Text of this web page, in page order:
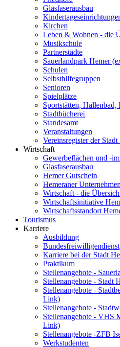
Glasfaserausbau
Kirchen
Leben & Wohnen - die
Musikschule
Partnerstädte
Sauerlandpark Hemer
Schulen
Selbsthilfegruppen
Senioren
Spielplätze
Sportstätten, Hallenbad,
Stadtbücherei
Standesamt
Veranstaltungen
Vereinsregister der Stadt
Wirtschaft
Gewerbeflächen und -
Glasfaserausbau
Hemer Gutschein
Hemeraner Unternehmen
Wirtschaft - die
Wirtschaftsinitiative
Wirtschaftsstandort
Tourismus
Karriere
Ausbildung
Bundesfreiwilligendienst
Karriere bei der Stadt
Praktikum
Stellenangebote -
Stellenangebote - Stadt
Stellenangebote -
Link)
Stellenangebote -
Stellenangebote - VHS
Link)
Stellenangebote -ZFB
Werkstudenten